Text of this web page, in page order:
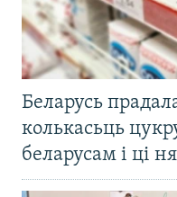
Беларусь
колькасьць
беларусам і ці